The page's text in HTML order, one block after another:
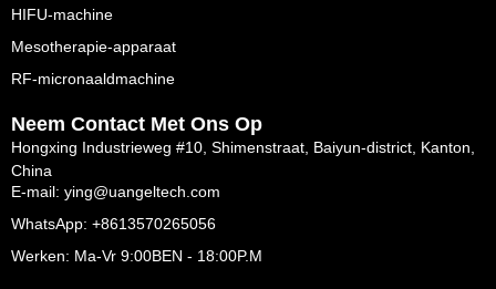
HIFU-machine
Mesotherapie-apparaat
RF-micronaaldmachine
Neem Contact Met Ons Op
Hongxing Industrieweg #10, Shimenstraat, Baiyun-district, Kanton,
China
E-mail: ying@uangeltech.com
WhatsApp: +8613570265056
Werken: Ma-Vr 9:00BEN - 18:00P.M